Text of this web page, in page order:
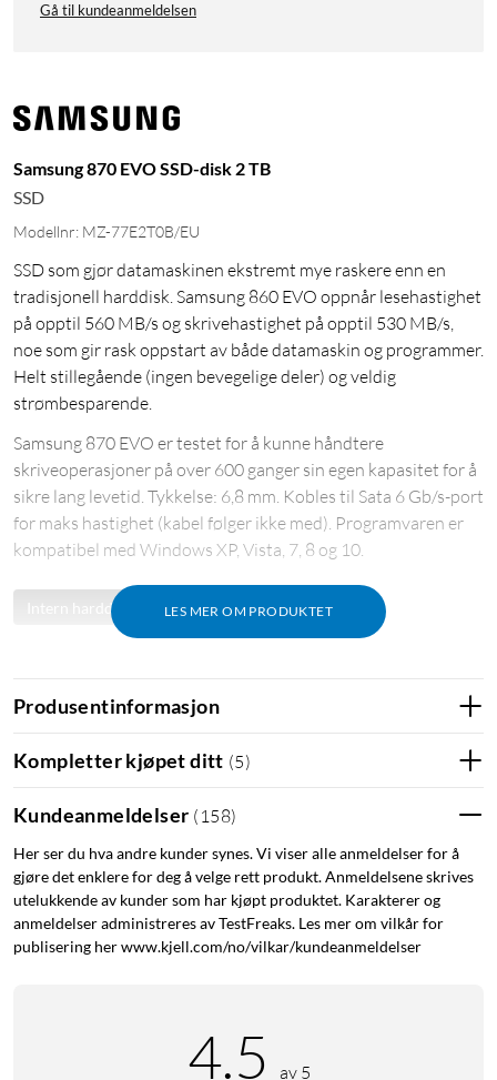
Gå til kundeanmeldelsen
Samsung 870 EVO SSD-disk 2 TB
SSD
Modellnr: MZ-77E2T0B/EU
SSD som gjør datamaskinen ekstremt mye raskere enn en
tradisjonell harddisk. Samsung 860 EVO oppnår lesehastighet
på opptil 560 MB/s og skrivehastighet på opptil 530 MB/s,
noe som gir rask oppstart av både datamaskin og programmer.
Helt stillegående (ingen bevegelige deler) og veldig
strømbesparende.
LES MER OM PRODUKTET
Samsung 870 EVO er testet for å kunne håndtere
skriveoperasjoner på over 600 ganger sin egen kapasitet for å
sikre lang levetid. Tykkelse: 6,8 mm. Kobles til Sata 6 Gb/s-port
for maks hastighet (kabel følger ikke med). Programvaren er
kompatibel med Windows XP, Vista, 7, 8 og 10.
Intern harddisk Intern SSD
Produsentinformasjon
Kompletter kjøpet ditt (5)
Kundeanmeldelser ( 158)
Her ser du hva andre kunder synes. Vi viser alle anmeldelser for å
gjøre det enklere for deg å velge rett produkt. Anmeldelsene skrives
utelukkende av kunder som har kjøpt produktet. Karakterer og
anmeldelser administreres av TestFreaks. Les mer om vilkår for
publisering her www.kjell.com/no/vilkar/kundeanmeldelser
4.5 av 5